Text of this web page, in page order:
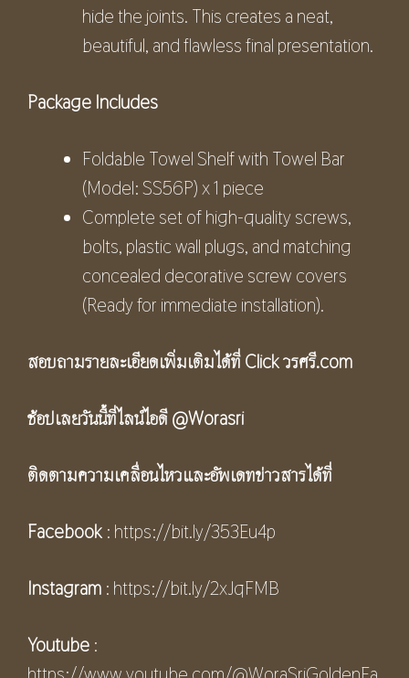
hide the joints. This creates a neat,
beautiful, and flawless final presentation.
Package Includes
Foldable Towel Shelf with Towel Bar
(Model: SS56P) x 1 piece
Complete set of high-quality screws,
bolts, plastic wall plugs, and matching
concealed decorative screw covers
(Ready for immediate installation).
สอบถามรายละเอียดเพิ่มเติมได้ที่ Clickวรศรี.com
ช้อปเลยวันนี้ที่ไลน์ไอดี@Worasri
ติดตามความเคลื่อนไหวและอัพเดทข่าวสารได้ที่
Facebook : https://bit.ly/353Eu4p
Instagram : https://bit.ly/2xJqFMB
Youtube :